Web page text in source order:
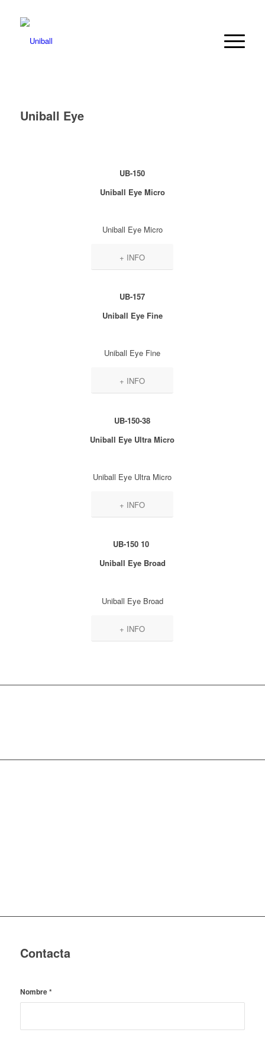
Uniball Eye
UB-150
Uniball Eye Micro
Uniball Eye Micro
+ INFO
UB-157
Uniball Eye Fine
Uniball Eye Fine
+ INFO
UB-150-38
Uniball Eye Ultra Micro
Uniball Eye Ultra Micro
+ INFO
UB-150 10
Uniball Eye Broad
Uniball Eye Broad
+ INFO
Contacta
Nombre*